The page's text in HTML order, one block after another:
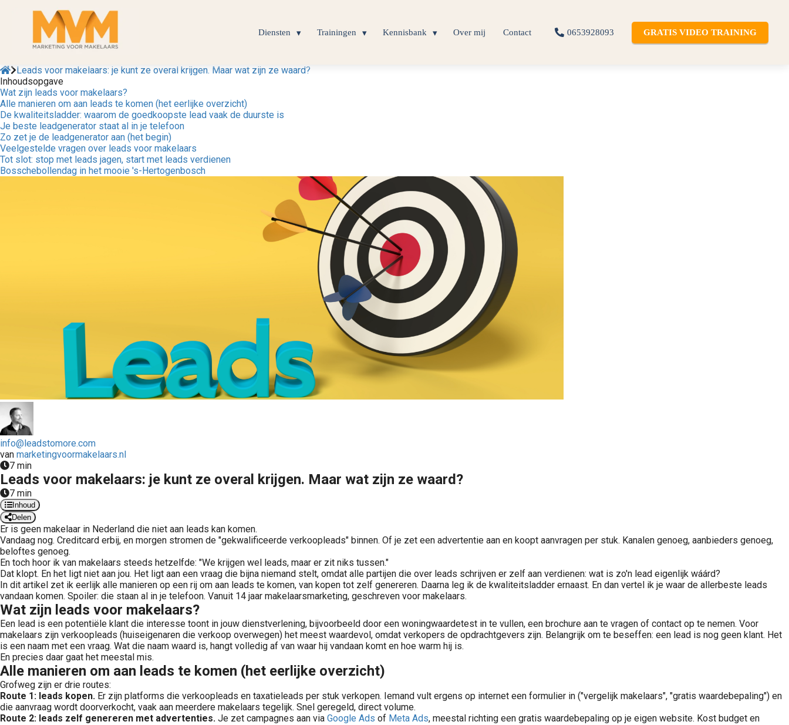
Diensten Trainingen Kennisbank Over mij Contact 0653928093 GRATIS VIDEO TRAINING
Leads voor makelaars: je kunt ze overal krijgen. Maar wat zijn ze waard?
Inhoudsopgave
Wat zijn leads voor makelaars?
Alle manieren om aan leads te komen (het eerlijke overzicht)
De kwaliteitsladder: waarom de goedkoopste lead vaak de duurste is
Je beste leadgenerator staat al in je telefoon
Zo zet je de leadgenerator aan (het begin)
Veelgestelde vragen over leads voor makelaars
Tot slot: stop met leads jagen, start met leads verdienen
Bosschebollendag in het mooie 's-Hertogenbosch
info@leadstomore.com
van marketingvoormakelaars.nl
7 min
Leads voor makelaars: je kunt ze overal krijgen. Maar wat zijn ze waard?
7 min
Inhoud
Delen
Er is geen makelaar in Nederland die niet aan leads kan komen.
Vandaag nog. Creditcard erbij, en morgen stromen de "gekwalificeerde verkoopleads" binnen. Of je zet een advertentie aan en koopt aanvragen per stuk. Kanalen genoeg, aanbieders genoeg,
beloftes genoeg.
En toch hoor ik van makelaars steeds hetzelfde: "We krijgen wel leads, maar er zit niks tussen."
Dat klopt. En het ligt niet aan jou. Het ligt aan een vraag die bijna niemand stelt, omdat alle partijen die over leads schrijven er zelf aan verdienen: wat is zo'n lead eigenlijk wáárd?
In dit artikel zet ik eerlijk alle manieren op een rij om aan leads te komen, van kopen tot zelf genereren. Daarna leg ik de kwaliteitsladder ernaast. En dan vertel ik je waar de allerbeste leads
vandaan komen. Spoiler: die staan al in je telefoon. Vanuit 14 jaar makelaarsmarketing, geschreven voor makelaars.
Wat zijn leads voor makelaars?
Een lead is een potentiële klant die interesse toont in jouw dienstverlening, bijvoorbeeld door een woningwaardetest in te vullen, een brochure aan te vragen of contact op te nemen. Voor
makelaars zijn verkoopleads (huiseigenaren die verkoop overwegen) het meest waardevol, omdat verkopers de opdrachtgevers zijn. Belangrijk om te beseffen: een lead is nog geen klant. Het
is een naam met een vraag. Wat die naam waard is, hangt volledig af van waar hij vandaan komt en hoe warm hij is.
En precies daar gaat het meestal mis.
Alle manieren om aan leads te komen (het eerlijke overzicht)
Grofweg zijn er drie routes:
Route 1: leads kopen. Er zijn platforms die verkoopleads en taxatieleads per stuk verkopen. Iemand vult ergens op internet een formulier in ("vergelijk makelaars", "gratis waardebepaling") en
die aanvraag wordt doorverkocht, vaak aan meerdere makelaars tegelijk. Snel geregeld, direct volume.
Route 2: leads zelf genereren met advertenties. Je zet campagnes aan via Google Ads of Meta Ads, meestal richting een gratis waardebepaling op je eigen website. Kost budget en